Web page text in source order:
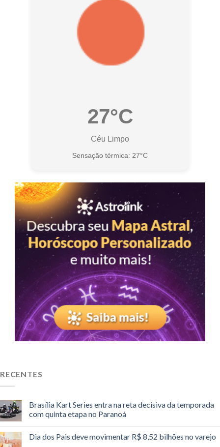
27°C
Céu Limpo
Sensação térmica: 27°C
RECENTES
Brasília Kart Series entra na reta decisiva da temporada
com quinta etapa no Paranoá
Dia dos Pais deve movimentar R$ 8,52 bilhões no varejo